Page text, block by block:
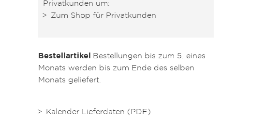
Privatkunden um:
Zum Shop für Privatkunden
Bestellartikel Bestellungen bis zum 5. eines
Monats werden bis zum Ende des selben
Monats geliefert.
Kalender Lieferdaten (PDF)